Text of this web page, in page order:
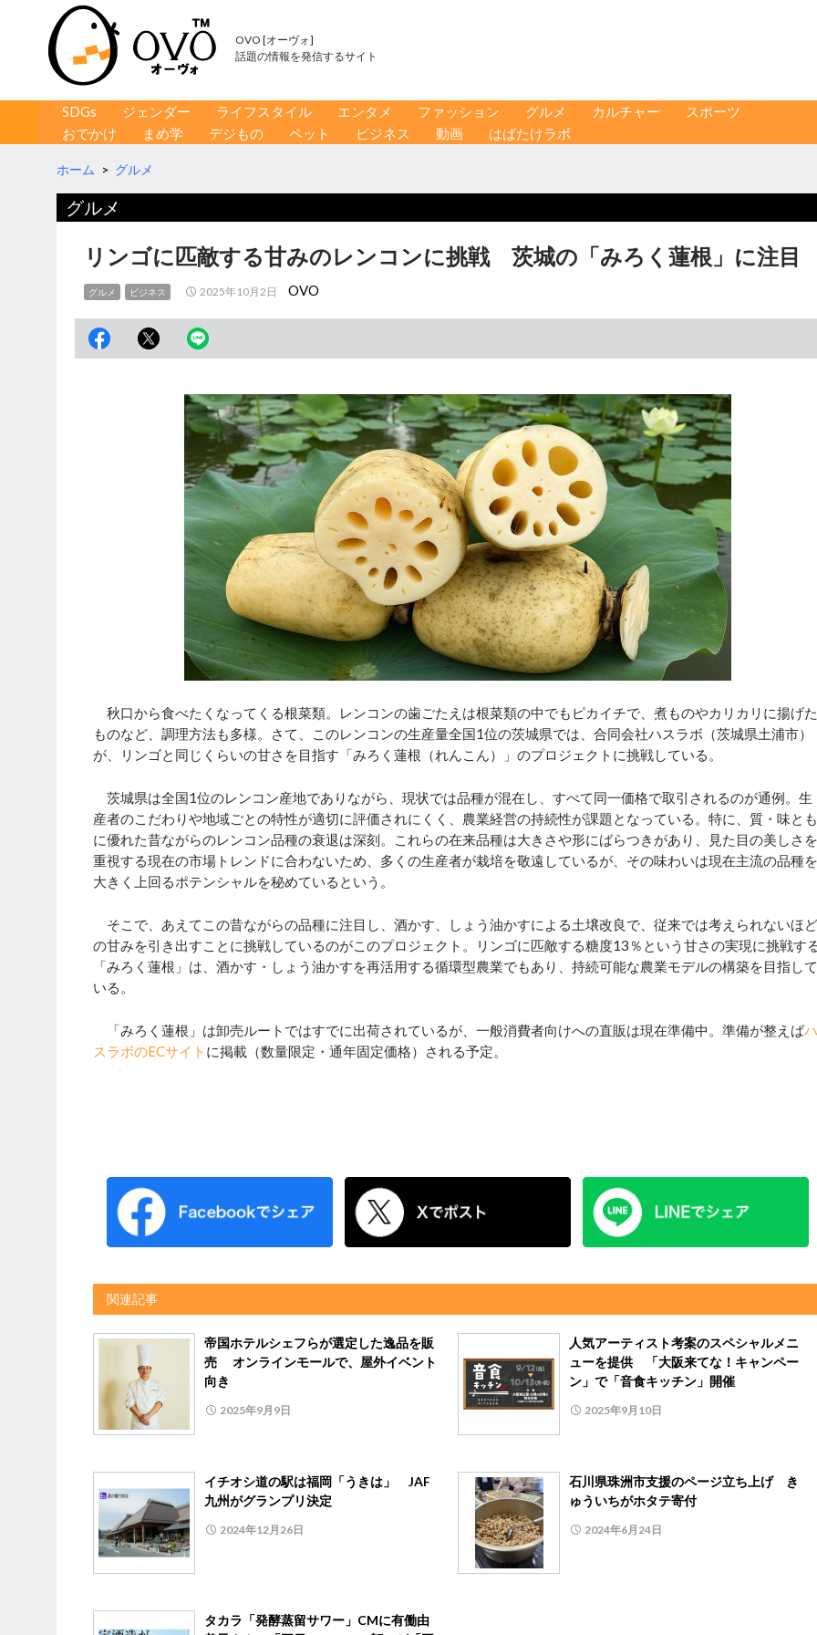
OVO [オーヴォ]
話題の情報を発信するサイト
コンテンツへ移動
SDGs ジェンダー ライフスタイル エンタメ ファッション グルメ カルチャー
スポーツ
おでかけ
まめ学 デジもの ペット ビジネス 動画 はばたけラボ
ホーム > グルメ
グルメ
リンゴに匹敵する甘みのレンコンに挑戦 茨城の「みろく蓮根」に注目
グルメ ビジネス 2025年10月2日 OVO
秋口から食べたくなってくる根菜類。レンコンの歯ごたえは根菜類の中でもピカイチで、煮ものやカリカリに揚げた
ものなど、調理方法も多様。さて、このレンコンの生産量全国1位の茨城県では、合同会社ハスラボ（茨城県土浦市）
が、リンゴと同じくらいの甘さを目指す「みろく蓮根（れんこん）」のプロジェクトに挑戦している。
茨城県は全国1位のレンコン産地でありながら、現状では品種が混在し、すべて同一価格で取引されるのが通例。生
産者のこだわりや地域ごとの特性が適切に評価されにくく、農業経営の持続性が課題となっている。特に、質・味とも
に優れた昔ながらのレンコン品種の衰退は深刻。これらの在来品種は大きさや形にばらつきがあり、見た目の美しさを
重視する現在の市場トレンドに合わないため、多くの生産者が栽培を敬遠しているが、その味わいは現在主流の品種を
大きく上回るポテンシャルを秘めているという。
そこで、あえてこの昔ながらの品種に注目し、酒かす、しょう油かすによる土壌改良で、従来では考えられないほど
の甘みを引き出すことに挑戦しているのがこのプロジェクト。リンゴに匹敵する糖度13％という甘さの実現に挑戦す
「みろく蓮根」は、酒かす・しょう油かすを再活用する循環型農業でもあり、持続可能な農業モデルの構築を目指して
いる。
「みろく蓮根」は卸売ルートではすでに出荷されているが、一般消費者向けへの直販は現在準備中。準備が整えばハ
スラボのECサイト に掲載（数量限定・通年固定価格）される予定。
関連記事
帝国ホテルシェフらが選定した逸品を販
売 オンラインモールで、屋外イベント
向き
2025年9月9日
人気アーティスト考案のスペシャルメニ
ューを提供 「大阪来てな！キャンペー
ン」で「音食キッチン」開催
2025年9月10日
イチオシ道の駅は福岡「うきは」 JAF
九州がグランプリ決定
2024年12月26日
石川県珠洲市支援のページ立ち上げ き
ゅういちがホタテ寄付
2024年6月24日
タカラ「発酵蒸留サワー」CMに有働由